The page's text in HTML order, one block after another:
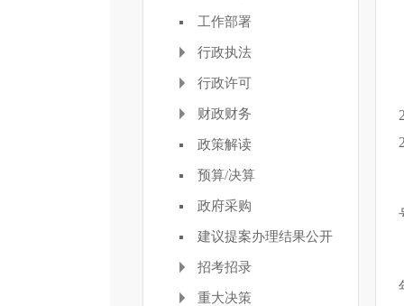
工作部署
行政执法
行政许可
财政财务
政策解读
预算/决算
政府采购
建议提案办理结果公开
招考招录
重大决策